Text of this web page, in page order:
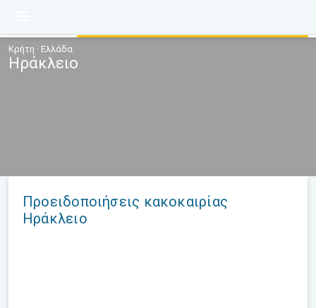
Κρήτη · Ελλάδα
Ηράκλειο
Προειδοποιήσεις κακοκαιρίας
Ηράκλειο